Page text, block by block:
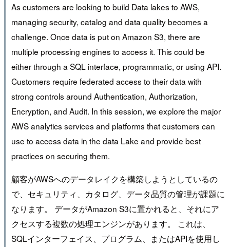
As customers are looking to build Data lakes to AWS,
managing security, catalog and data quality becomes a
challenge. Once data is put on Amazon S3, there are
multiple processing engines to access it. This could be
either through a SQL interface, programmatic, or using API.
Customers require federated access to their data with
strong controls around Authentication, Authorization,
Encryption, and Audit. In this session, we explore the major
AWS analytics services and platforms that customers can
use to access data in the data Lake and provide best
practices on securing them.
顧客がAWSへのデータレイクを構築しようとしているの
で、セキュリティ、カタログ、データ品質の管理が課題に
なります。 データがAmazon S3に置かれると、それにア
クセスする複数の処理エンジンがあります。 これは、
SQLインターフェイス、プログラム、またはAPIを使用し